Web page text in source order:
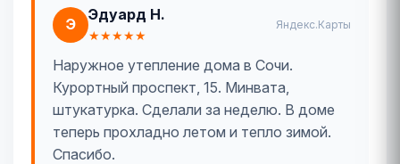
Э
Эдуард Н.
★★★★★
Яндекс.Карты
Наружное утепление дома в Сочи.
Курортный проспект, 15. Минвата,
штукатурка. Сделали за неделю. В доме
теперь прохладно летом и тепло зимой.
Спасибо.